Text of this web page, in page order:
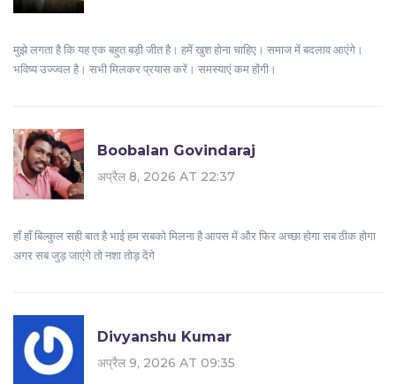
मुझे लगता है कि यह एक बहुत बड़ी जीत है। हमें खुश होना चाहिए। समाज में बदलाव आएंगे।
भविष्य उज्ज्वल है। सभी मिलकर प्रयास करें। समस्याएं कम होंगी।
Boobalan Govindaraj
अप्रैल 8, 2026 AT 22:37
हाँ हाँ बिल्कुल सही बात है भाई हम सबको मिलना है आपस में और फिर अच्छा होगा सब ठीक होगा
अगर सब जुड़ जाएंगे तो नशा तोड़ देंगे
Divyanshu Kumar
अप्रैल 9, 2026 AT 09:35